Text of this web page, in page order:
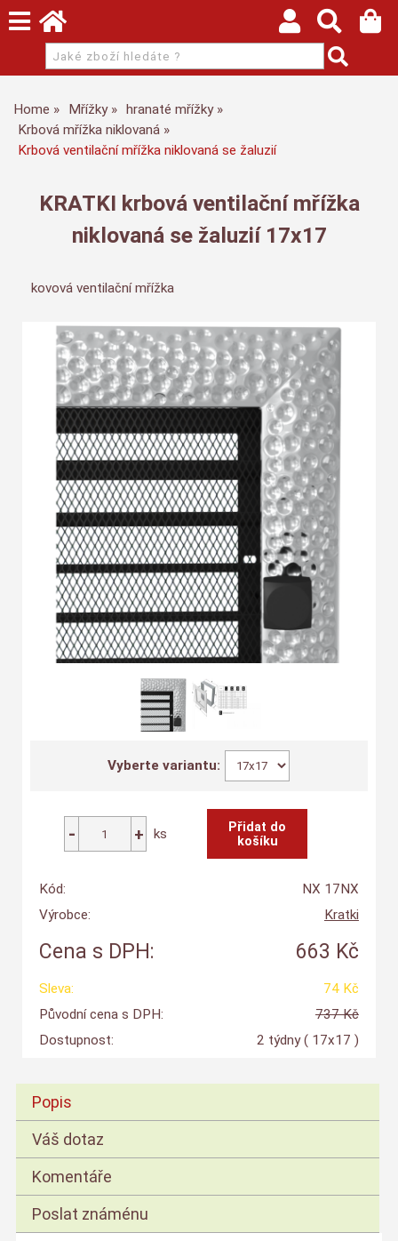
Home Mřížky
hranaté mřížky
Krbová mřížka niklovaná
Krbová ventilační mřížka niklovaná se žaluzií
KRATKI krbová ventilační mřížka
niklovaná se žaluzií 17x17
kovová ventilační mřížka
Vyberte variantu:
ks
Kód:
NX 17NX
Výrobce:
Kratki
Cena s DPH: 663 Kč
Sleva:
74 Kč
Původní cena s DPH:
737 Kč
Dostupnost:
2 týdny ( 17x17 )
Popis
Váš dotaz
Komentáře
Poslat známénu